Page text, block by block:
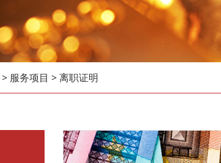
> 服务项目 >离职证明